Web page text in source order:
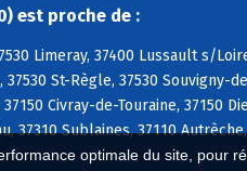
optimale du site, pour
est proche de :
Limeray, 37400 Lussault s/
St-Règle, 37530 Souvigny-
Civray-de-Touraine, 37150
37310 Sublaines, 37110